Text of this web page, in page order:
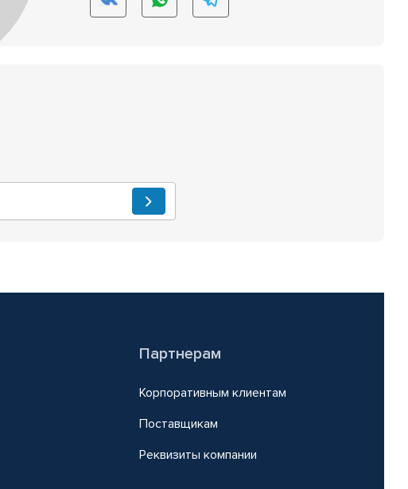
Партнерам
Корпоративным клиентам
Поставщикам
Реквизиты компании